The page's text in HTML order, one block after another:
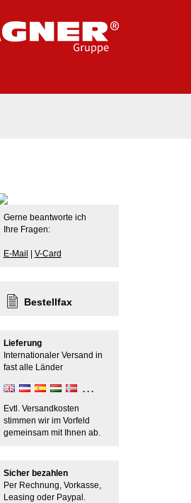
Gerne beantworte ich
Ihre Fragen:
E-Mail V-Card
Bestellfax
Lieferung
Internationaler Versand in
fast alle Länder
Evtl. Versandkosten
stimmen wir im Vorfeld
gemeinsam mit Ihnen ab.
Sicher bezahlen
Per Rechnung, Vorkasse,
Leasing oder Paypal.